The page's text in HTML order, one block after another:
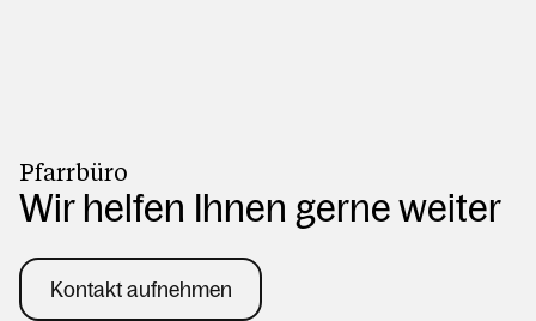
Pfarrbüro
Wir helfen Ihnen gerne weiter
Kontakt aufnehmen